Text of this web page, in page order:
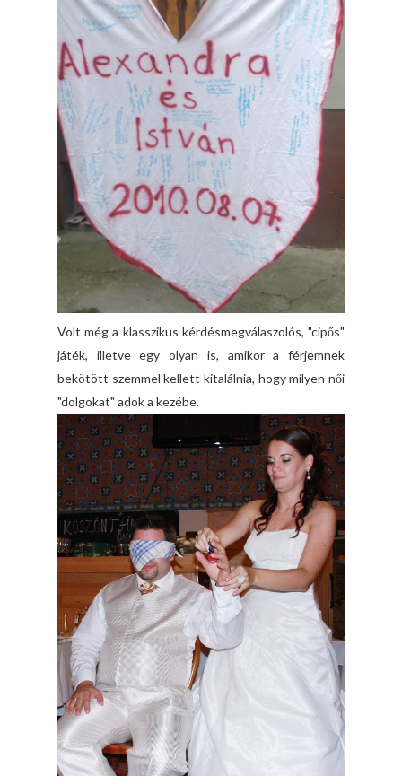
Volt még a klasszikus kérdésmegválaszolós, "cipős"
játék, illetve egy olyan is, amikor a férjemnek
bekötött szemmel kellett kitalálnia, hogy milyen női
"dolgokat" adok a kezébe.